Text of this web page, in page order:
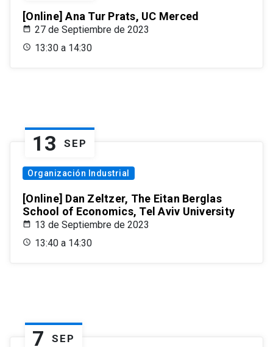
[Online] Ana Tur Prats, UC Merced
27 de Septiembre de 2023
13:30 a 14:30
13 SEP
Organización Industrial
[Online] Dan Zeltzer, The Eitan Berglas
School of Economics, Tel Aviv University
13 de Septiembre de 2023
13:40 a 14:30
7 SEP